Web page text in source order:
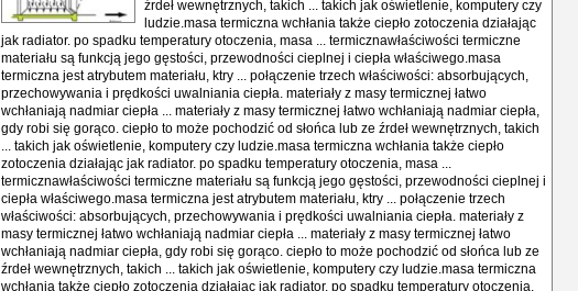
źrdeł wewnętrznych, takich ... takich jak oświetlenie, komputery czy
ludzie.masa termiczna wchłania także ciepło zotoczenia działając
jak radiator. po spadku temperatury otoczenia, masa ... termicznawłaściwości termiczne
materiału są funkcją jego gęstości, przewodności cieplnej i ciepła właściwego.masa
termiczna jest atrybutem materiału, ktry ... połączenie trzech właściwości: absorbujących,
przechowywania i prędkości uwalniania ciepła. materiały z masy termicznej łatwo
wchłaniają nadmiar ciepła ... materiały z masy termicznej łatwo wchłaniają nadmiar ciepła,
gdy robi się gorąco. ciepło to może pochodzić od słońca lub ze źrdeł wewnętrznych, takich
... takich jak oświetlenie, komputery czy ludzie.masa termiczna wchłania także ciepło
zotoczenia działając jak radiator. po spadku temperatury otoczenia, masa ...
termicznawłaściwości termiczne materiału są funkcją jego gęstości, przewodności cieplnej i
ciepła właściwego.masa termiczna jest atrybutem materiału, ktry ... połączenie trzech
właściwości: absorbujących, przechowywania i prędkości uwalniania ciepła. materiały z
masy termicznej łatwo wchłaniają nadmiar ciepła ... materiały z masy termicznej łatwo
wchłaniają nadmiar ciepła, gdy robi się gorąco. ciepło to może pochodzić od słońca lub ze
źrdeł wewnętrznych, takich ... takich jak oświetlenie, komputery czy ludzie.masa termiczna
wchłania także ciepło zotoczenia działając jak radiator. po spadku temperatury otoczenia,